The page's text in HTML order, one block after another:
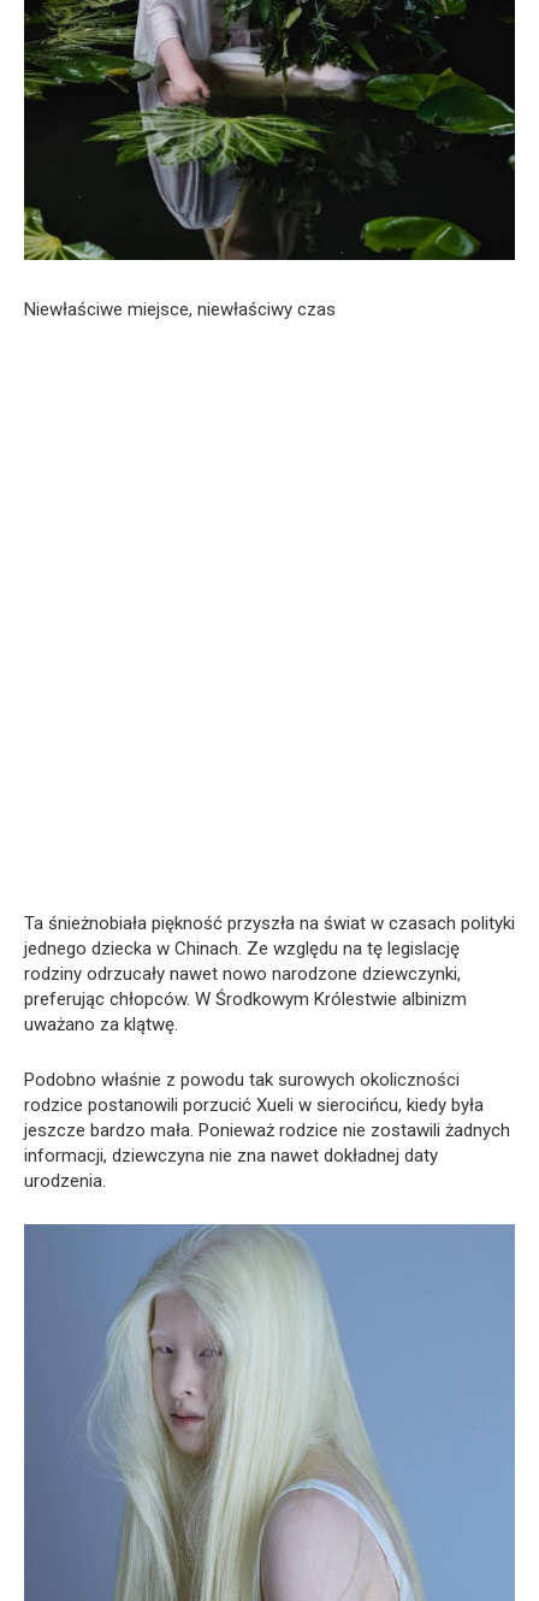
Niewłaściwe miejsce, niewłaściwy czas
Ta śnieżnobiała piękność przyszła na świat w czasach polityki
jednego dziecka w Chinach. Ze względu na tę legislację
rodziny odrzucały nawet nowo narodzone dziewczynki,
preferując chłopców. W Środkowym Królestwie albinizm
uważano za klątwę.
Podobno właśnie z powodu tak surowych okoliczności
rodzice postanowili porzucić Xueli w sierocińcu, kiedy była
jeszcze bardzo mała. Ponieważ rodzice nie zostawili żadnych
informacji, dziewczyna nie zna nawet dokładnej daty
urodzenia.